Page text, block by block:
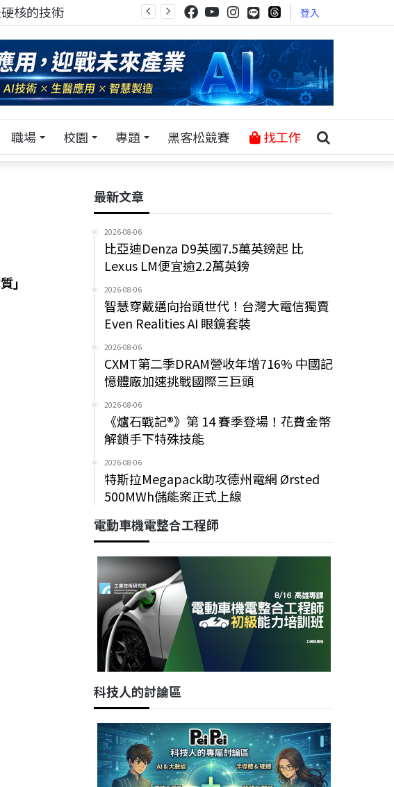
核的技術 登入
職場 校園 專題 黑客松競賽 找工作
」
最新文章
2026-08-06
比亞迪Denza D9英國7.5萬英鎊起 比
Lexus LM便宜逾2.2萬英鎊
2026-08-06
智慧穿戴邁向抬頭世代！台灣大電信獨賣
Even Realities AI 眼鏡套裝
2026-08-06
CXMT第二季DRAM營收年增716% 中國記
憶體廠加速挑戰國際三巨頭
2026-08-06
《爐石戰記®》第 14 賽季登場！花費金幣
解鎖手下特殊技能
2026-08-06
特斯拉Megapack助攻德州電網 Ørsted
500MWh儲能案正式上線
電動車機電整合工程師
科技人的討論區